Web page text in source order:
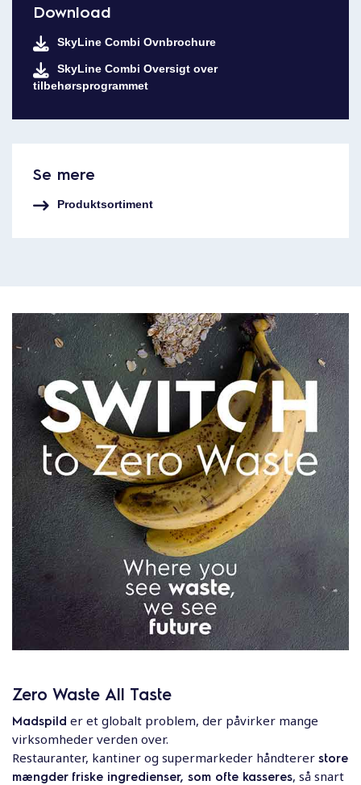
Download
SkyLine Combi Ovnbrochure
SkyLine Combi Oversigt over
tilbehørsprogrammet
Se mere
Produktsortiment
Zero Waste All Taste
Madspild er et globalt problem, der påvirker mange
virksomheder verden over.
Restauranter, kantiner og supermarkeder håndterer store
mængder friske ingredienser, som ofte kasseres, så snart